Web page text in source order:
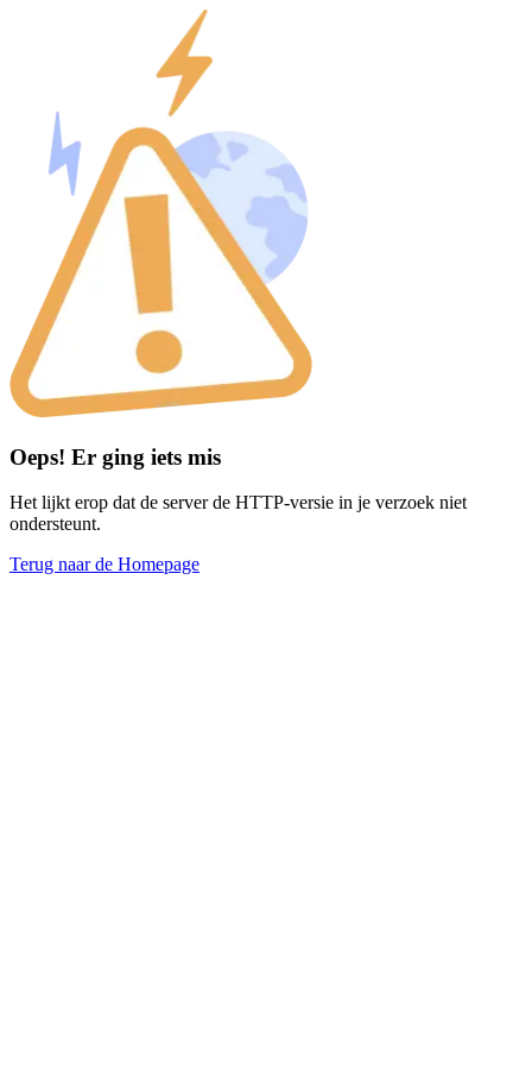
Oeps! Er ging iets mis
Het lijkt erop dat de server de HTTP-versie in je verzoek niet
ondersteunt.
Terug naar de Homepage